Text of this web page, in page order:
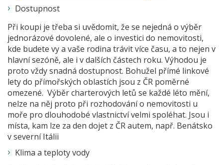
Dostupnost
Při koupi je třeba si uvědomit, že se nejedná o výběr
jednorázové dovolené, ale o investici do nemovitosti,
kde budete vy a vaše rodina trávit více času, a to nejen v
hlavní sezóně, ale i v dalších částech roku. Výhodou je
proto vždy snadná dostupnost. Bohužel přímé linkové
lety do přímořských oblastích jsou z ČR poměrné
omezené. Výběr charterových letů se každé léto mění,
nelze na něj proto při rozhodování o nemovitosti u
moře pro dlouhodobé vlastnictví velmi spoléhat. Jsou i
místa, kam lze za den dojet z ČR autem, např. Benátsko
v severní Itálii
Klima a teploty vody